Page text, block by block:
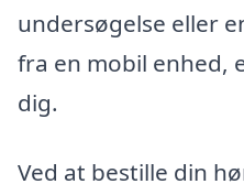
undersøgelse eller
fra en mobil enhed,
dig.
Ved at bestille din